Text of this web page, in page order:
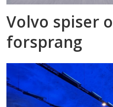
Volvo spiser
forsprang